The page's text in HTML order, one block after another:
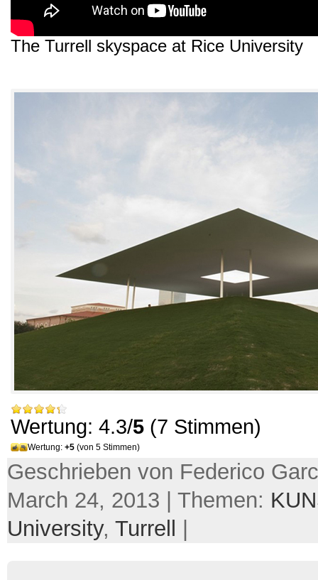
The Turrell skyspace at Rice University
Wertung: 4.3/5 (7 Stimmen)
Wertung: +5 (von 5 Stimmen)
Geschrieben von Federico
March 24, 2013 | Themen:
University, Turrell |